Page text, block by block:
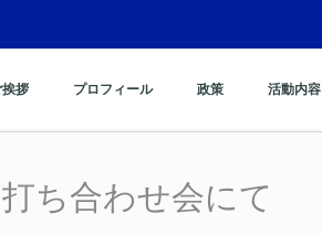
拶 プロフィール 政策 活動内容
ち合わせ会にて